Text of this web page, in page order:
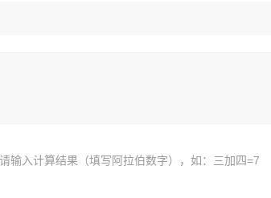
请输入计算结果（填写阿拉伯数字），如：三加四=7